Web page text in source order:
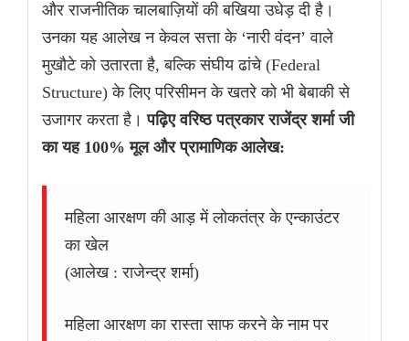
और राजनीतिक चालबाज़ियों की बखिया उधेड़ दी है।
उनका यह आलेख न केवल सत्ता के ‘नारी वंदन’ वाले
मुखौटे को उतारता है, बल्कि संघीय ढांचे (Federal
Structure) के लिए परिसीमन के खतरे को भी बेबाकी से
उजागर करता है।पढ़िए वरिष्ठ पत्रकार राजेंद्र शर्मा जी
का यह 100% मूल और प्रामाणिक आलेख:
महिला आरक्षण की आड़ में लोकतंत्र के एन्काउंटर
का खेल
(आलेख : राजेन्द्र शर्मा)
महिला आरक्षण का रास्ता साफ करने के नाम पर